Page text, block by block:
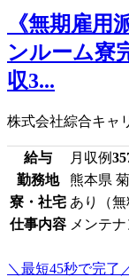
《無期雇用
ンルーム寮
収3...
株式会社綜合キャ
給与 月収例
勤務地
熊本県
寮・社宅 あり（無
仕事内容 メンテ
＼最短45秒で完了